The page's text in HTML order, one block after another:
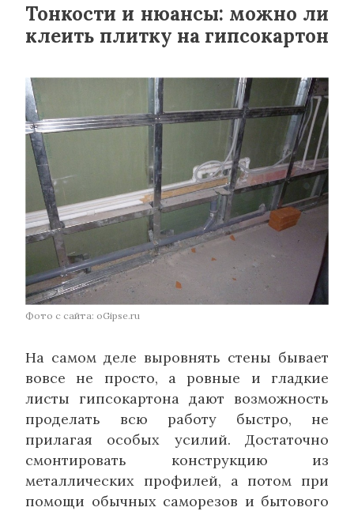
Тонкости и нюансы: можно ли
клеить плитку на гипсокартон
Фото с сайта: oGipse.ru
На самом деле выровнять стены бывает
вовсе не просто, а ровные и гладкие
листы гипсокартона дают возможность
проделать всю работу быстро, не
прилагая особых усилий. Достаточно
смонтировать конструкцию из
металлических профилей, а потом при
помощи обычных саморезов и бытового